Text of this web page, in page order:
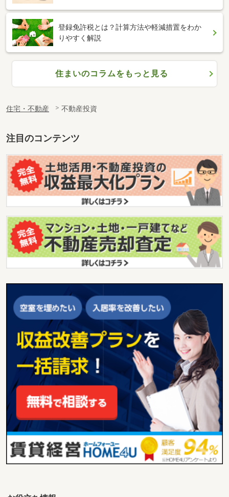
登録免許税とは？計算方法や軽減措置をわか
りやすく解説
住まいのコラムをもっと見る
住宅・不動産 不動産投資
注目のコンテンツ